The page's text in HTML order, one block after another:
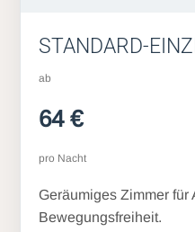
STANDARD-
ab
64 €
pro Nacht
Geräumiges Zimmer
Bewegungsfreiheit.